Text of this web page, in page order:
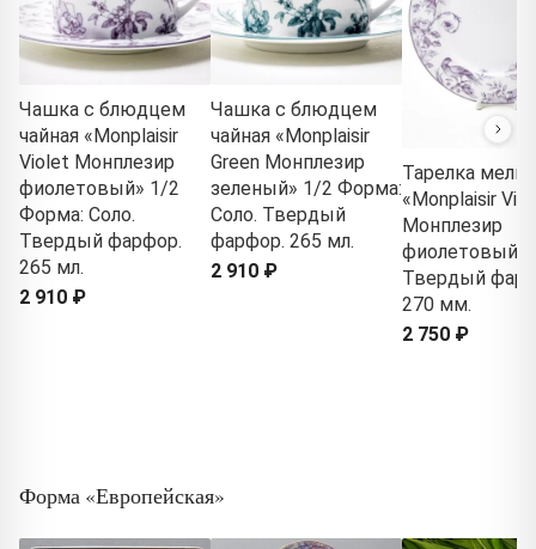
Чашка с блюдцем
чайная «Monplaisir
Violet Монплезир
фиолетовый» 1/2
Форма: Соло.
Твердый фарфор.
265 мл.
2 910 ₽
Чашка с блюдцем
чайная «Monplaisir
Green Монплезир
зеленый» 1/2 Форма:
Соло. Твердый
фарфор. 265 мл.
2 910 ₽
Тарелка
«Monplaisir
Монплезир
фиолетовый»
Твердый
270 мм.
2 750 ₽
Форма «Европейская»